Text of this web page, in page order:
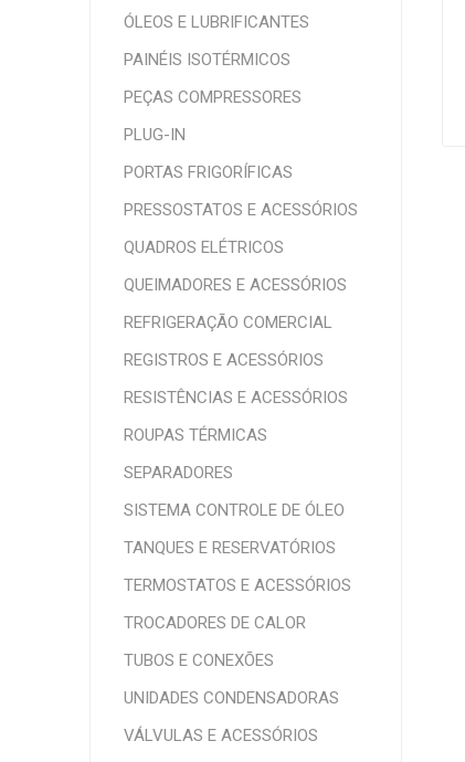
ÓLEOS E LUBRIFICANTES
PAINÉIS ISOTÉRMICOS
PEÇAS COMPRESSORES
PLUG-IN
PORTAS FRIGORÍFICAS
PRESSOSTATOS E ACESSÓRIOS
QUADROS ELÉTRICOS
QUEIMADORES E ACESSÓRIOS
REFRIGERAÇÃO COMERCIAL
REGISTROS E ACESSÓRIOS
RESISTÊNCIAS E ACESSÓRIOS
ROUPAS TÉRMICAS
SEPARADORES
SISTEMA CONTROLE DE ÓLEO
TANQUES E RESERVATÓRIOS
TERMOSTATOS E ACESSÓRIOS
TROCADORES DE CALOR
TUBOS E CONEXÕES
UNIDADES CONDENSADORAS
VÁLVULAS E ACESSÓRIOS